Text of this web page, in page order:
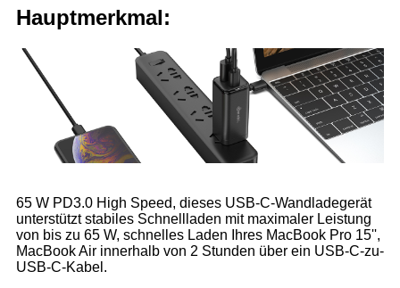
Hauptmerkmal:
65 W PD3.0 High Speed, dieses USB-C-Wandladegerät
unterstützt stabiles Schnellladen mit maximaler Leistung
von bis zu 65 W, schnelles Laden Ihres MacBook Pro 15'',
MacBook Air innerhalb von 2 Stunden über ein USB-C-zu-
USB-C-Kabel.